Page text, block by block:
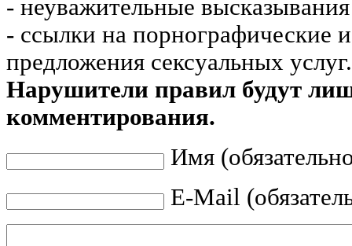
- неуважительные
- ссылки на порнографические
предложения сексуальных услуг.
Нарушители правил будут
комментирования.
Имя
E-Mail